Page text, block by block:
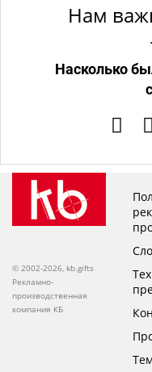
Нам
Насколько
© 2002-2026, kb.gifts
Рекламно-
производственная
компания КБ